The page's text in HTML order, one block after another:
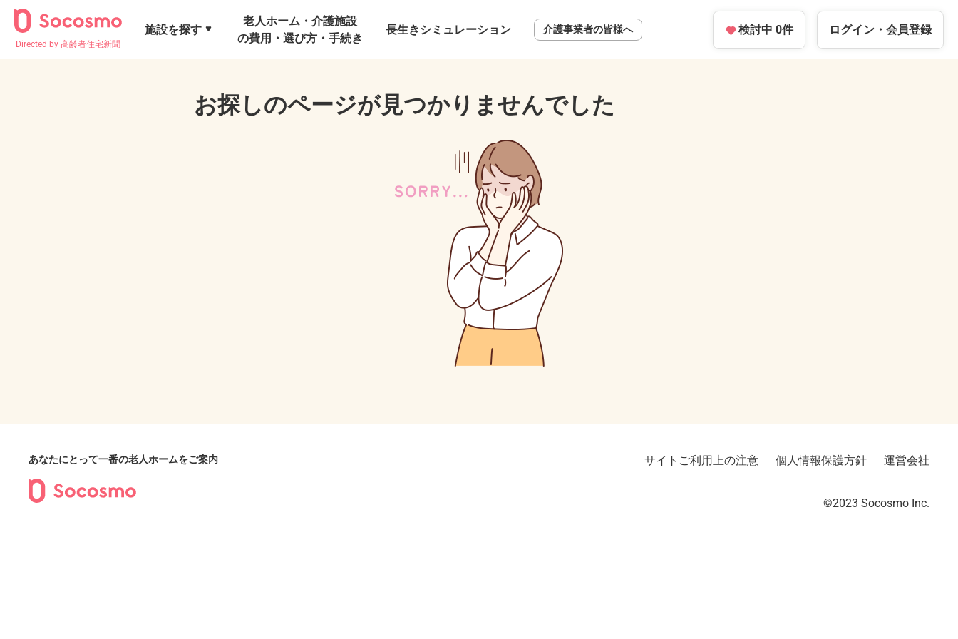
Directed by 高齢者住宅新聞
施設を探す
老人ホーム・介護施設
の費用・選び方・手続き
長生きシミュレーション 介護事業者の皆様へ 検討中 0件 ログイン・ 会員登録
お探しのページが見つかりませんでした
あなたにとって一番の老人ホームをご案内 サイトご利用上の注意 個人情報保護方針 運営会社
©2023︎ Socosmo Inc.